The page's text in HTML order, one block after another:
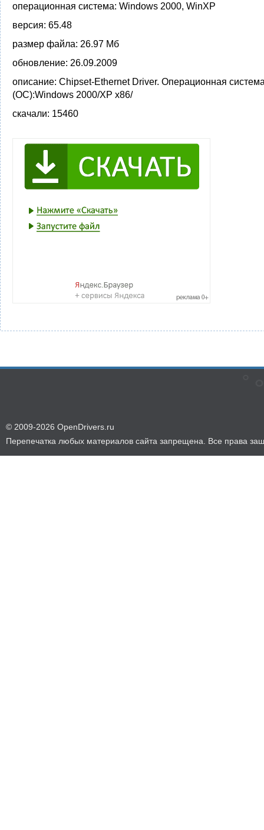
операционная система: Windows 2000, WinXP
версия: 65.48
размер файла: 26.97 Мб
обновление: 26.09.2009
описание: Chipset-Ethernet Driver. Операционная
(ОС):Windows 2000/XP x86/
скачали: 15460
© 2009-2026 OpenDrivers.ru
Перепечатка любых материалов сайта запрещена. Все права